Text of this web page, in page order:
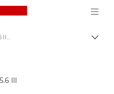
Canon Logo, back to
Canon EF 75-300mm f/4-5.6 III - Objectifs - Objectifs photo